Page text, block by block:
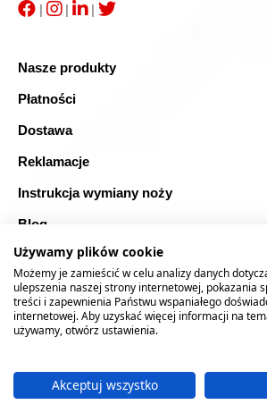
|
| |
Nasze produkty
Płatności
Dostawa
Reklamacje
Instrukcja wymiany noży
Blog
FAQ
Bezpieczne zakupy
Mapa strony
2026 © RTOOLS24.COM
Realizacja:rychlak.design
Używamy plików cookie
Możemy je zamieścić w celu analizy danych
ulepszenia naszej strony internetowej, pokazania
treści i zapewnienia Państwu wspaniałego
internetowej. Aby uzyskać więcej informacji na
używamy, otwórz ustawienia.
Akceptuj wszystko